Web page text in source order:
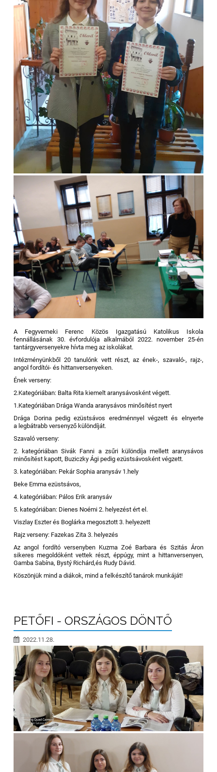
A Fegyverneki Ferenc Közös Igazgatású Katolikus Iskola
fennállásának 30. évfordulója alkalmából 2022. november 25-én
tantárgyversenyekre hívta meg az iskolákat.
Intézményünkből 20 tanulónk vett részt, az ének-, szavaló-, rajz-,
angol fordítói- és hittanversenyeken.
Ének verseny:
2.Kategóriában: Balta Rita kiemelt aranysávosként végett.
1.Kategóriában Drága Wanda aranysávos minősítést nyert
Drága Dorina pedig ezüstsávos eredménnyel végzett és elnyerte
a legbátrabb versenyző különdíját.
Szavaló verseny:
2. kategóriában Sivák Fanni a zsűri különdíja mellett aranysávos
minősítést kapott, Buziczky Ági pedig ezüstsávosként végzett.
3. kategóriában: Pekár Sophia aranysáv 1.hely
Beke Emma ezüstsávos,
4. kategóriában: Pálos Erik aranysáv
5. kategóriában: Dienes Noémi 2. helyezést ért el.
Viszlay Eszter és Boglárka megosztott 3. helyezett
Rajz verseny: Fazekas Zita 3. helyezés
Az angol fordító versenyben Kuzma Zoé Barbara és Szitás Áron
sikeres megoldóként vettek részt, éppúgy, mint a hittanversenyen,
Gamba Sabína, Bystý Richárd,és Rudy Dávid.
Köszönjük mind a diákok, mind a felkészítő tanárok munkáját!
PETŐFI - ORSZÁGOS DÖNTŐ
2022.11.28.